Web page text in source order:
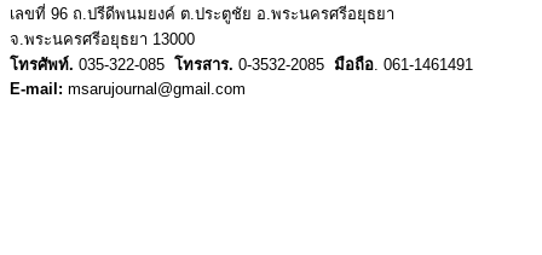
เลขที่ 96 ถ.ปรีดีพนมยงค์ ต.ประตูชัย อ.พระนครศรีอยุธยา
จ.พระนครศรีอยุธยา 13000
โทรศัพท์. 035-322-085 โทรสาร. 0-3532-2085 มือถือ . 061-1461491
E-mail: msarujournal@gmail.com